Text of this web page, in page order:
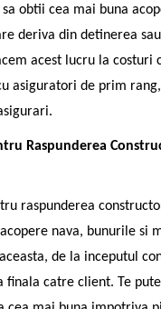
obtii cea mai buna
deriva din detinerea
acest lucru la costuri
asiguratori de prim
Raspunderea
raspunderea
nava, bunurile si
de la inceputul
finala catre client. Te